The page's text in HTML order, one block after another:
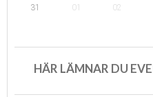
31 01 02
HÄR LÄMNAR DU